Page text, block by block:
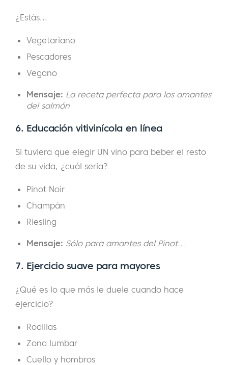
¿Estás...
Vegetariano
Pescadores
Vegano
Mensaje: La receta perfecta para los amantes
del salmón
6. Educación vitivinícola en línea
Si tuviera que elegir UN vino para beber el resto
de su vida, ¿cuál sería?
Pinot Noir
Champán
Riesling
Mensaje: Sólo para amantes del Pinot...
7. Ejercicio suave para mayores
¿Qué es lo que más le duele cuando hace
ejercicio?
Rodillas
Zona lumbar
Cuello y hombros